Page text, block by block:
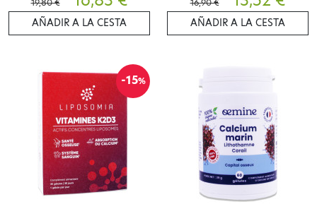
AÑADIR A LA CESTA AÑADIR A LA CESTA
-15%